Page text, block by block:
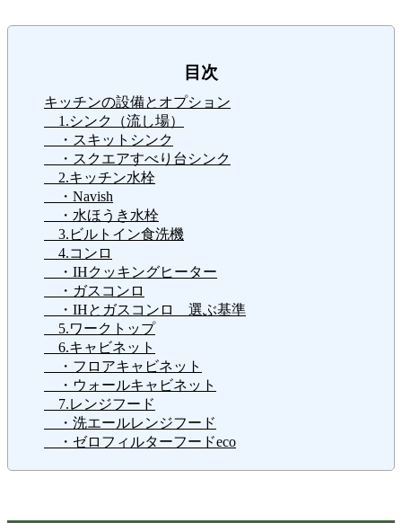
目次
キッチンの設備とオプション
1.シンク（流し場）
・スキットシンク
・スクエアすべり台シンク
2.キッチン水栓
・Navish
・水ほうき水栓
3.ビルトイン食洗機
4.コンロ
・IHクッキングヒーター
・ガスコンロ
・IHとガスコンロ 選ぶ基準
5.ワークトップ
6.キャビネット
・フロアキャビネット
・ウォールキャビネット
7.レンジフード
・洗エールレンジフード
・ゼロフィルターフードeco